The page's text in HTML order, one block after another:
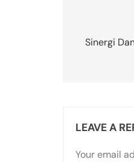
Sinergi
LEAVE A
Your email